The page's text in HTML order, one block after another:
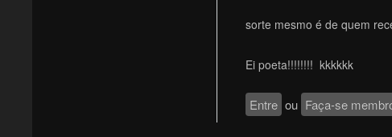
sorte mesmo é de quem
Ei poeta!!!!!!!! kkkkkk
Entre ou Faça-se